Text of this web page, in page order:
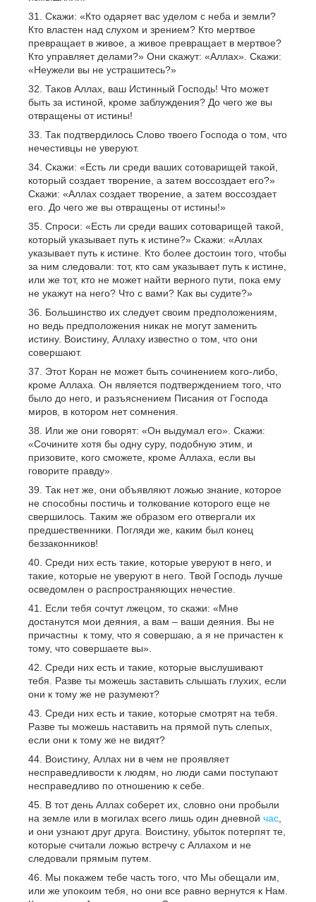
Скажи: «Кто одаряет вас уделом с неба и земли?
Кто властен над слухом и зрением? Кто мертвое
превращает в живое, а живое превращает в мертвое?
Кто управляет делами?» Они скажут: «Аллах». Скажи:
«Неужели вы не устрашитесь?»
Таков Аллах, ваш Истинный Господь! Что может
быть за истиной, кроме заблуждения? До чего же вы
отвращены от истины!
Так подтвердилось Слово твоего Господа о том, что
нечестивцы не уверуют.
Скажи: «Есть ли среди ваших сотоварищей такой,
который создает творение, а затем воссоздает его?»
Скажи: «Аллах создает творение, а затем воссоздает
его. До чего же вы отвращены от истины!»
Спроси: «Есть ли среди ваших сотоварищей такой,
который указывает путь к истине?» Скажи: «Аллах
указывает путь к истине. Кто более достоин того, чтобы
за ним следовали: тот, кто сам указывает путь к истине,
или же тот, кто не может найти верного пути, пока ему
не укажут на него? Что с вами? Как вы судите?»
Большинство их следует своим предположениям,
но ведь предположения никак не могут заменить
истину. Воистину, Аллаху известно о том, что они
совершают.
Этот Коран не может быть сочинением кого-либо,
кроме Аллаха. Он является подтверждением того, что
было до него, и разъяснением Писания от Господа
миров, в котором нет сомнения.
Или же они говорят: «Он выдумал его». Скажи:
«Сочините хотя бы одну суру, подобную этим, и
призовите, кого сможете, кроме Аллаха, если вы
говорите правду».
Так нет же, они объявляют ложью знание, которое
не способны постичь и толкование которого еще не
свершилось. Таким же образом его отвергали их
предшественники. Погляди же, каким был конец
беззаконников!
Среди них есть такие, которые уверуют в него, и
такие, которые не уверуют в него. Твой Господь лучше
осведомлен о распространяющих нечестие.
Если тебя сочтут лжецом, то скажи: «Мне
достанутся мои деяния, а вам – ваши деяния. Вы не
причастны к тому, что я совершаю, а я не причастен к
тому, что совершаете вы».
Среди них есть и такие, которые выслушивают
тебя. Разве ты можешь заставить слышать глухих, если
они к тому же не разумеют?
Среди них есть и такие, которые смотрят на тебя.
Разве ты можешь наставить на прямой путь слепых,
если они к тому же не видят?
Воистину, Аллах ни в чем не проявляет
несправедливости к людям, но люди сами поступают
несправедливо по отношению к себе.
В тот день Аллах соберет их, словно они пробыли
на земле или в могилах всего лишь один дневной час
и они узнают друг друга. Воистину, убыток потерпят те,
которые считали ложью встречу с Аллахом и не
следовали прямым путем.
Мы покажем тебе часть того, что Мы обещали им,
или же упокоим тебя, но они все равно вернутся к Нам.